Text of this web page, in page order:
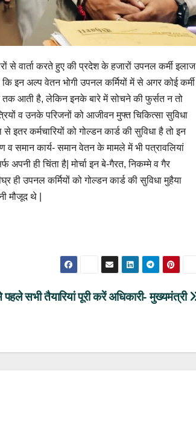
से वार्ता करते हुए की प्रदेश के हजारों उपनल कर्मी इलाज
इन अल्प वेतन भोगी उपनल कर्मियों में से अगर कोई कर्मी
तक आती है, लेकिन इनके बारे में सोचने की फुर्सत न तो
व उनके परिजनों को आजीवन मुफ्त चिकित्सा सुविधा
कर्मचारियों को गोल्डन कार्ड की सुविधा है तो इन
व समान कार्य- समान वेतन के मामले में भी पत्रावलियां
अपनी ही चिंता है| मोर्चा इन बे-गैरत, निकम्मे व गैर
ही उपनल कर्मियों को गोल्डन कार्ड की सुविधा मुहैया
मौजूद थे |
सभी तैयारियां पूरी करें अधिकारी- मुख्यमंत्री